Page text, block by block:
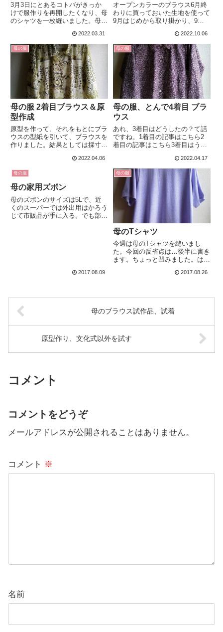
3月3日にとあるコトバがきっか
けで服作りを再開したくなり、母
のシャツを一枚縫いました。母の
いるけどいまいち抽象的かもしれ
ないなと思いましたので、絵に描
いてみました。下手な絵ですみま
せん。体型の説明なのでもろも
2022.03.31
オープンカラーのブラウス6月終
わりに買っておいた生地を使って
9月はじめから取り掛かり、9月
化繊（何だったかな…失念）で、
いちおうニットなのですが「スト
レッチ生地？」と思う程度にしか
伸びません。伸縮が少ないので
普...
2022.10.06
母の服
母の服 2着目ブラウス＆原
型作成
原型を作って、それをもとにブラ
ウスの型紙を引いて、ブラウスを
作りました。結果としては採寸ミ
まあいいじゃない、って感じの仕
上がり。こまかく採寸してみるま
ず原型を作るために採寸をしまし
た。身長とバストから計算式で
数...
2022.04.06
母の服
母の服、とんで4着目 ブラ
ウス
あれ、3着目はどうしたの？て話
ですね。1着目の記事はこちら2
着目の記事はこちら3着目はうま
ったのでさらっと触れるだけにし
ます。（無駄なことをしただけで
した）4着目のために、原型を作
り直さなくてはなりませんでし
た...
2022.04.17
母の服
母の家用ズボン
母のズボンのサイズは5Lで、近
くのスーパーでは外出用はかろう
じて市販品が手に入る。でも部屋
2017.08.09
母の服
母のTシャツ
今週は母のTシャツを縫いまし
た。今回の反省点は…後半に書き
ます。ちょっと凹みました。は
トソーイング服」で襟ぐりに布を
いだろうかと型紙を当ててみたら
何と...
2017.08.26
母のブラウス試作品、試着
原型作り、文化式以外を試す
コメント
コメントをどうぞ
メールアドレスが公開されることはありません。
コメント ※
名前